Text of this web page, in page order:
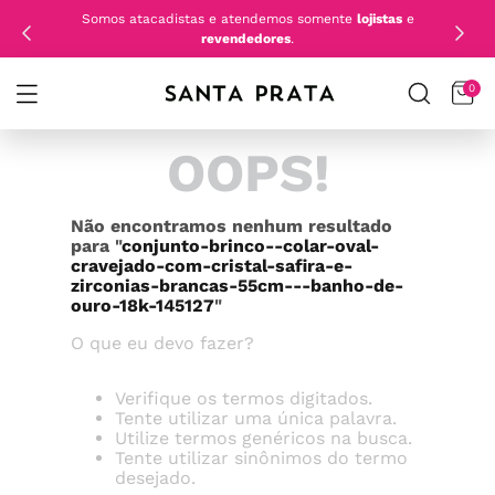
Somos atacadistas e atendemos somente lojistase
revendedores.
0
OOPS!
Não encontramos nenhum resultado
para "conjunto-brinco--colar-oval-
cravejado-com-cristal-safira-e-
zirconias-brancas-55cm---banho-de-
ouro-18k-145127"
O que eu devo fazer?
Verifique os termos digitados.
Tente utilizar uma única palavra.
Utilize termos genéricos na busca.
Tente utilizar sinônimos do termo
desejado.